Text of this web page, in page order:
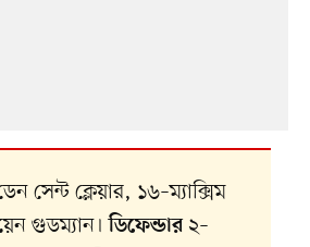
সেন্ট ক্লেয়ার, ১৬–ম্যাক্সিম
গুডম্যান।ডিফেন্ডার২–